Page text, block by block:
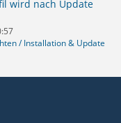
wird nach Update
/ Installation & Update